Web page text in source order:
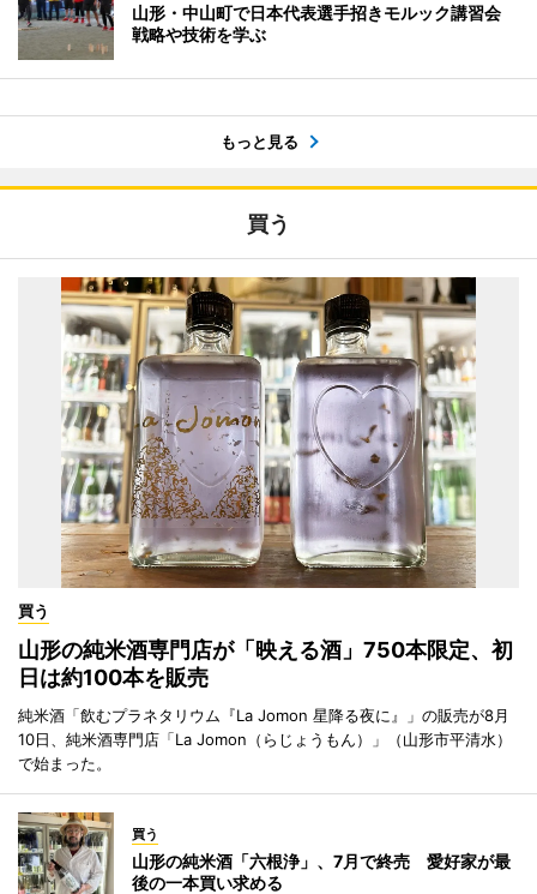
山形・中山町で日本代表選手招きモルック講習会
戦略や技術を学ぶ
もっと見る
買う
買う
山形の純米酒専門店が「映える酒」750本限定、初
日は約100本を販売
純米酒「飲むプラネタリウム『La Jomon 星降る夜に』」の販売が8月
10日、純米酒専門店「La Jomon（らじょうもん）」（山形市平清水）
で始まった。
買う
山形の純米酒「六根浄」、7月で終売 愛好家が最
後の一本買い求める